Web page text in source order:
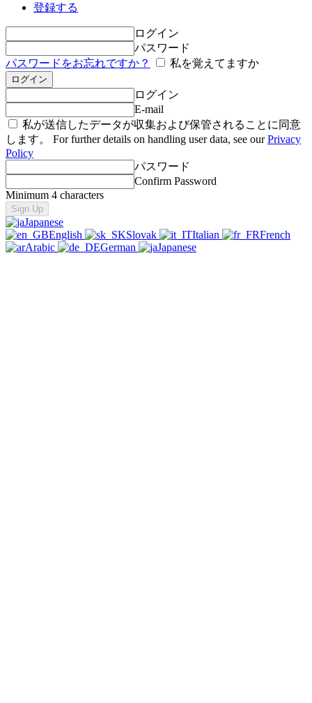
登録する
ログイン
パスワード
パスワードをお忘れですか？
私を覚えてますか
ログイン
E-mail
私が送信したデータが収集および保管されることに同意
します。 For further details on handling user data, see ourPrivacy
Policy
パスワード
Confirm Password
Minimum 4 characters
Japanese
English
Slovak Italian
French
Arabic
German Japanese